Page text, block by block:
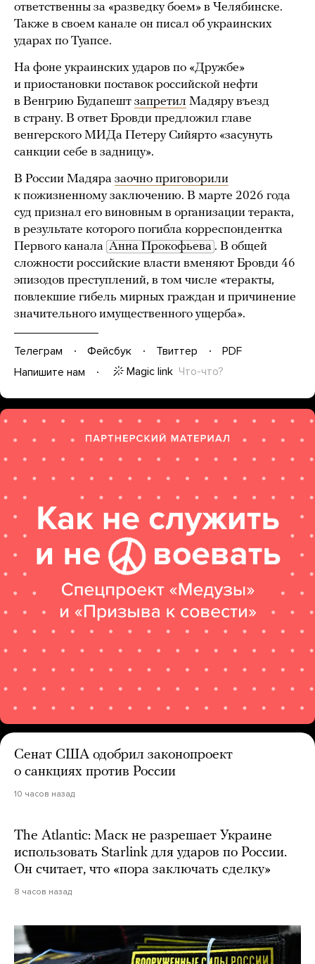
ответственны за «разведку боем» в Челябинске.
Также в своем канале он писал об украинских
ударах по Туапсе.
На фоне украинских ударов по «Дружбе»
и приостановки поставок российской нефти
в Венгрию Будапешт запретил Мадяру въезд
в страну. В ответ Бровди предложил главе
венгерского МИДа Петеру Сийярто «засунуть
санкции себе в задницу».
В России Мадяра заочно приговорили
к пожизненному заключению. В марте 2026 года
суд признал его виновным в организации теракта,
в результате которого погибла корреспондентка
Первого канала Анна Прокофьева . В общей
сложности российские власти вменяют Бровди 46
эпизодов преступлений, в том числе «теракты,
повлекшие гибель мирных граждан и причинение
значительного имущественного ущерба».
Телеграм Фейсбук Твиттер
PDF
Напишите нам
Magic link Что-что?
Сенат США одобрил законопроект
о санкциях против России
10 часов назад
The Atlantic: Маск не разрешает Украине
использовать Starlink для ударов по России.
Он считает, что «пора заключать сделку»
8 часов назад